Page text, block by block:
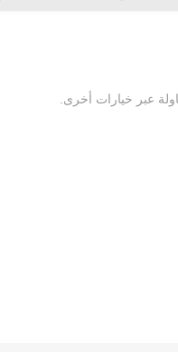
عبر خيارات أخرى.